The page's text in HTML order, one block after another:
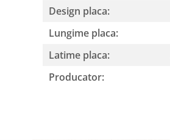
Design placa:
Lungime placa:
Latime placa:
Producator: